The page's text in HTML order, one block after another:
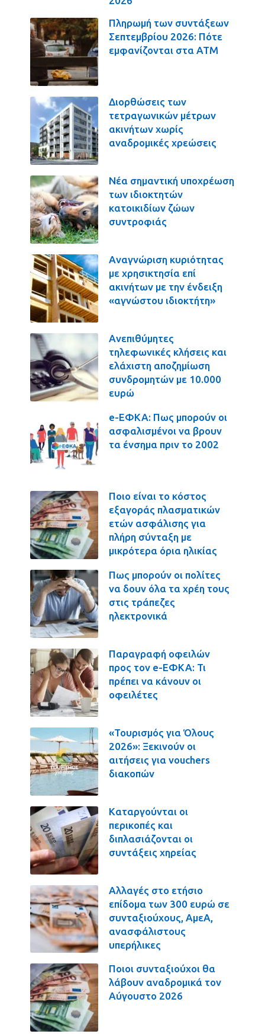
Πληρωμή των συντάξεων
Σεπτεμβρίου 2026: Πότε
εμφανίζονται στα ΑΤΜ
Διορθώσεις των
τετραγωνικών μέτρων
ακινήτων χωρίς
αναδρομικές χρεώσεις
Νέα σημαντική υποχρέωση
των ιδιοκτητών
κατοικιδίων ζώων
συντροφιάς
Αναγνώριση κυριότητας
με χρησικτησία επί
ακινήτων με την ένδειξη
«αγνώστου ιδιοκτήτη»
Ανεπιθύμητες
τηλεφωνικές κλήσεις και
ελάχιστη αποζημίωση
συνδρομητών με 10.000
ευρώ
e-ΕΦΚΑ: Πως μπορούν οι
ασφαλισμένοι να βρουν
τα ένσημα πριν το 2002
Ποιο είναι το κόστος
εξαγοράς πλασματικών
ετών ασφάλισης για
πλήρη σύνταξη με
μικρότερα όρια ηλικίας
Πως μπορούν οι πολίτες
να δουν όλα τα χρέη τους
στις τράπεζες
ηλεκτρονικά
Παραγραφή οφειλών
προς τον e-ΕΦΚΑ: Τι
πρέπει να κάνουν οι
οφειλέτες
«Τουρισμός για Όλους
2026»: Ξεκινούν οι
αιτήσεις για vouchers
διακοπών
Καταργούνται οι
περικοπές και
διπλασιάζονται οι
συντάξεις χηρείας
Αλλαγές στο ετήσιο
επίδομα των 300 ευρώ σε
συνταξιούχους, ΑμεΑ,
ανασφάλιστους
υπερήλικες
Ποιοι συνταξιούχοι θα
λάβουν αναδρομικά τον
Αύγουστο 2026